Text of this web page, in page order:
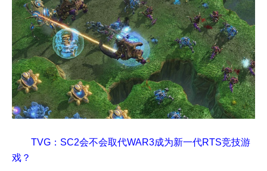
TVG：SC2会不会取代WAR3成为新一代RTS竞技游
戏？